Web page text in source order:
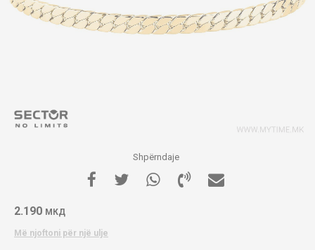
Shpërndaje
2.190 МКД
Më njoftoni për një ulje